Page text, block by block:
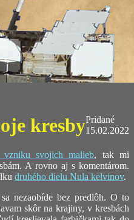
Pridané
15.02.2022
kresby
vzniku svojich malieb, tak mi
A rovno aj s komentárom.
druhého dielu Nula kelvinov.
nezaobíde bez predlôh. O to
skôr na krajiny, v kresbách